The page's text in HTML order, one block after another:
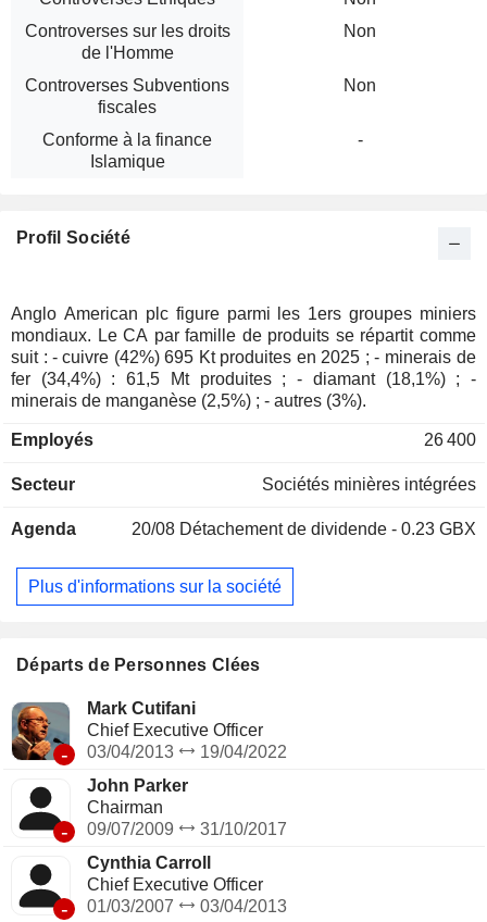
Controverses sur les droits
de l'Homme
Non
Controverses Subventions
fiscales
Non
Conforme à la finance
Islamique
-
Profil Société
Anglo American plc figure parmi les 1ers groupes miniers
mondiaux. Le CA par famille de produits se répartit comme
suit : - cuivre (42%) 695 Kt produites en 2025 ; - minerais de
fer (34,4%) : 61,5 Mt produites ; - diamant (18,1%) ; -
minerais de manganèse (2,5%) ; - autres (3%).
Employés 26 400
Secteur Sociétés minières intégrées
Agenda 20/08 Détachement de dividende - 0.23 GBX
Plus d'informations sur la société
Départs de Personnes Clées
-
Mark Cutifani
Chief Executive Officer
03/04/2013
19/04/2022
-
John Parker
Chairman
09/07/2009
31/10/2017
-
Cynthia Carroll
Chief Executive Officer
01/03/2007
03/04/2013